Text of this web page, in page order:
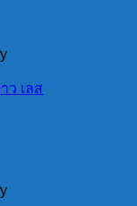
ว เลส